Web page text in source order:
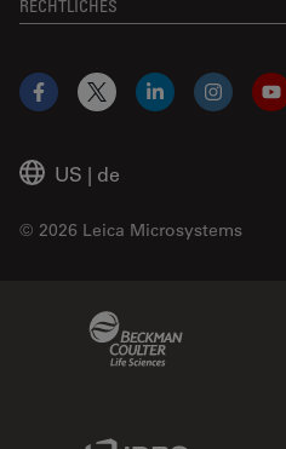
RECHTLICHES
US | de
© 2026 Leica Microsystems
Facebook
X LinkedIn